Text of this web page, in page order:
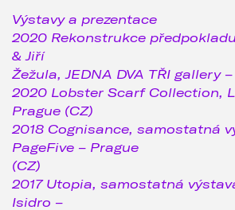
Výstavy a prezentace
‍2020 Rekonstrukce
& Jiří
Žežula, JEDNA DVA TŘI gallery
2020 Lobster Scarf Collection,
Prague (CZ)
2018 Cognisance, samostatná
PageFive – Prague
(CZ)
2017 Utopia, samostatná
Isidro –